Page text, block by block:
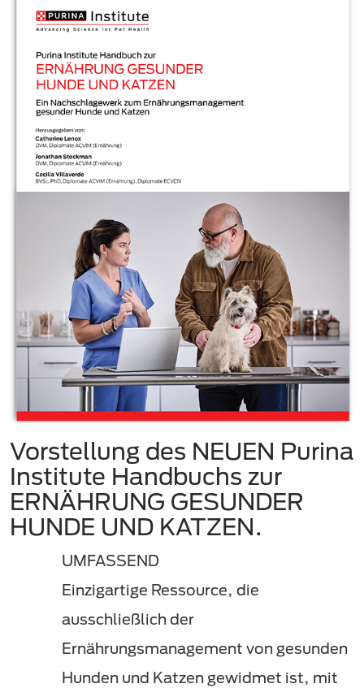
Vorstellung des NEUEN Purina
Institute Handbuchs zur
ERNÄHRUNG GESUNDER
HUNDE UND KATZEN.
UMFASSEND
Einzigartige Ressource, die
ausschließlich der
Ernährungsmanagement von gesunden
Hunden und Katzen gewidmet ist, mit